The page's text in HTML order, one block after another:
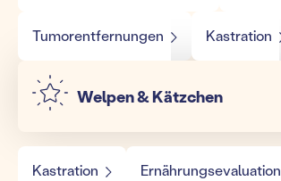
Tumorentfernungen Kastration
Welpen & Kätzchen
Kastration Ernährungsevaluation